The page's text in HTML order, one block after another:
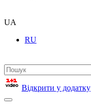
UA
RU
Відкрити у додатку